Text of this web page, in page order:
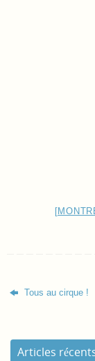
Tous au cirque !
Articles